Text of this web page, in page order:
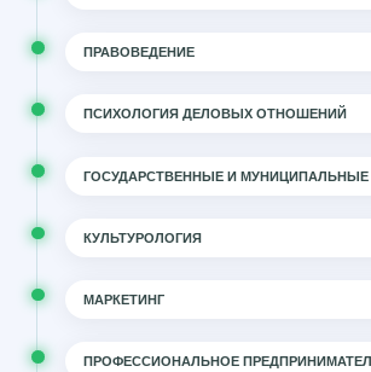
ПРАВОВЕДЕНИЕ
ПСИХОЛОГИЯ ДЕЛОВЫХ ОТНОШЕНИЙ
ГОСУДАРСТВЕННЫЕ И
КУЛЬТУРОЛОГИЯ
МАРКЕТИНГ
ПРОФЕССИОНАЛЬНОЕ